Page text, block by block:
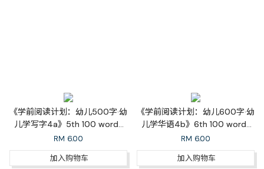
《学前阅读计划：幼儿500字·幼
儿学写字4a》5th 100 words
Learn to Write 4a
RM 6.00
加入购物车
《学前阅读计划：幼儿600字·幼
儿学华语4b》6th 100 words
Learn Mandarin 4b
RM 6.00
加入购物车